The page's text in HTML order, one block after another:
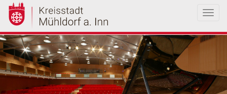
Direkt
zum
Inhalt